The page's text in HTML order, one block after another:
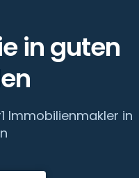
in guten
Immobilienmakler in